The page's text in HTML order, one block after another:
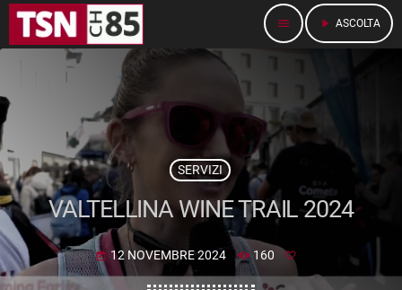
menu play_arrow ASCOLTA
SERVIZI
VALTELLINA WINE TRAIL 2024
today 12 NOVEMBRE 2024 160